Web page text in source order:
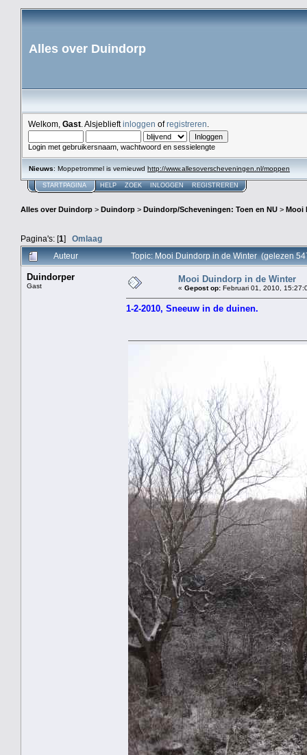
Alles over Duindorp
Welkom, Gast . Alsjeblieftinloggen ofregistreren
Login met gebruikersnaam, wachtwoord en sessielengte
Nieuws: Moppetrommel is vernieuwd http://www.allesoverscheveningen.nl/moppen
STARTPAGINA HELP ZOEK INLOGGEN REGISTREREN
Alles over Duindorp > Duindorp > Duindorp/Scheveningen: Toen en NU > Mooi
Pagina's: [1] Omlaag
Auteur
Topic: Mooi Duindorp in de Winter (gelezen
Duindorper
Gast
Mooi Duindorp in de Winter
« Gepost op: Februari 01, 2010,
1-2-2010, Sneeuw in de duinen.